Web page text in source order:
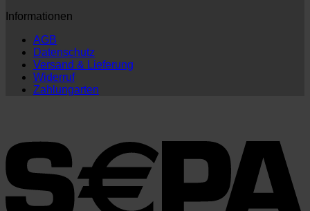
Informationen
AGB
Datenschutz
Versand & Lieferung
Widerruf
Zahlungarten